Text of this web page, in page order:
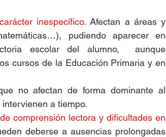
inespecífico. Afectan a áreas y
pudiendo aparecer en
escolar del alumno,  aunque
cursos de la Educación Primaria y en
no afectan de forma dominante al
a tiempo.
comprensión lectora y dificultades en
deberse a ausencias prolongadas